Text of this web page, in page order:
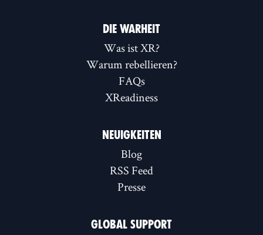
DIE WARHEIT
Was ist XR?
Warum rebellieren?
FAQs
XReadiness
NEUIGKEITEN
Blog
RSS Feed
Presse
GLOBAL SUPPORT